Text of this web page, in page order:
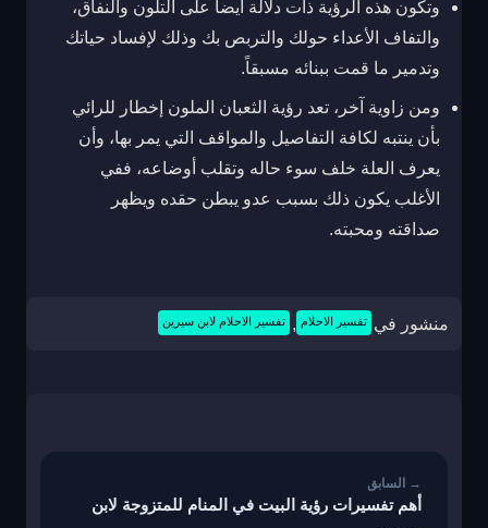
وتكون هذه الرؤية ذات دلالة أيضاً على التلون والنفاق،
والتفاف الأعداء حولك والتربص بك وذلك لإفساد حياتك
وتدمير ما قمت ببنائه مسبقاً.
ومن زاوية آخر، تعد رؤية الثعبان الملون إخطار للرائي
بأن ينتبه لكافة التفاصيل والمواقف التي يمر بها، وأن
يعرف العلة خلف سوء حاله وتقلب أوضاعه، ففي
الأغلب يكون ذلك بسبب عدو يبطن حقده ويظهر
صداقته ومحبته.
منشور في تفسير الاحلام , تفسير الاحلام لابن سيرين
أهم تفسيرات رؤية البيت في المنام للمتزوجة لابن